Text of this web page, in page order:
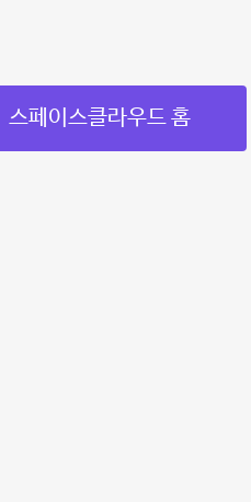
스페이스클라우드 홈